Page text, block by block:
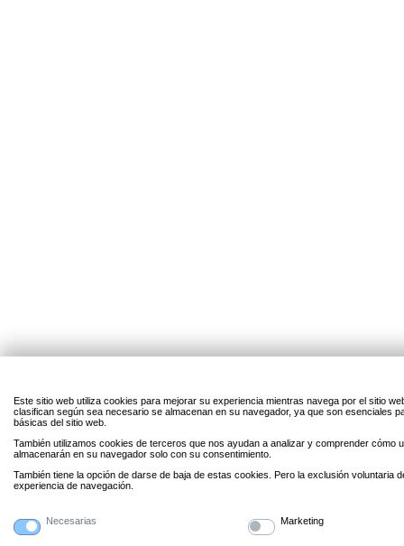
Este sitio web utiliza cookies para mejorar su experiencia mientras navega por el sitio
clasifican según sea necesario se almacenan en su navegador, ya que son esenciales
básicas del sitio web.
También utilizamos cookies de terceros que nos ayudan a analizar y comprender cómo
almacenarán en su navegador solo con su consentimiento.
También tiene la opción de darse de baja de estas cookies. Pero la exclusión voluntaria
experiencia de navegación.
Necesarias Marketing